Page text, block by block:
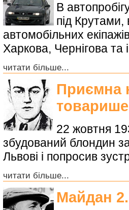
В
під Крутами,
автомобільних
Харкова, Чернігова та
читати більше...
Приємна
22 жовтня
збудований блондин
Львові і попросив
читати більше...
Майдан